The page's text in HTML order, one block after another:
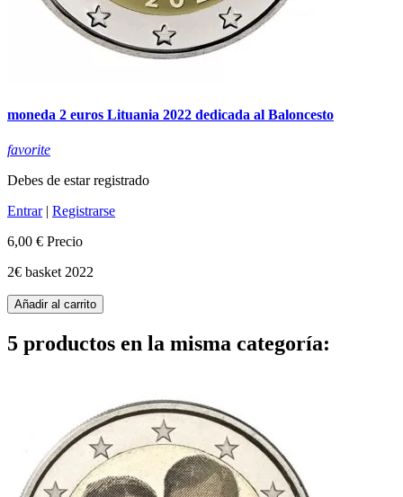
moneda 2 euros Lituania 2022 dedicada al Baloncesto
favorite
Debes de estar registrado
Entrar| Registrarse
6,00 € Precio
2€ basket 2022
Añadir al carrito
5 productos en la misma categoría: